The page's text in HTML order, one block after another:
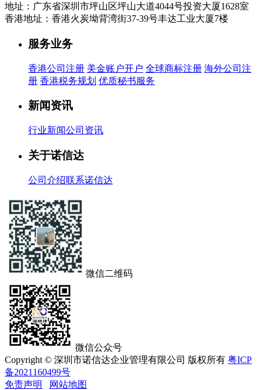
地址：广东省深圳市坪山区坪山大道4044号投资大厦1628室
香港地址：香港火炭坳背湾街37-39号丰达工业大厦7楼
服务业务
香港公司注册 美金账户开户 全球商标注册 海外公司注
册 香港税务规划 优质秘书服务
新闻资讯
行业新闻公司资讯
关于诺信达
公司介绍联系诺信达
微信二维码
微信公众号
Copyright © 深圳市诺信达企业管理有限公司 版权所有 粤ICP
备2021160499号
免责声明
网站地图